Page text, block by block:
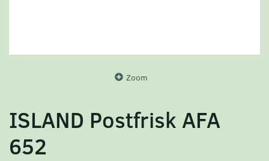
Zoom
ISLAND Postfrisk AFA
652